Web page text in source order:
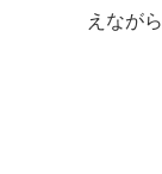
えなが